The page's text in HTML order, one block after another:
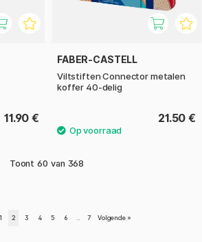
11.90 €
FABER-CASTELL
Viltstiften Connector metalen
koffer 40-delig
21.50 €
Toont 60 van 368
1 2 3 4 5 6 7 Volgende »